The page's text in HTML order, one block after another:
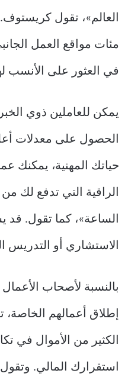
العالم»، تقول
مئات مواقع العمل
في العثور على الأنسب
يمكن للعاملين ذوي
الحصول على معدلات
حياتك المهنية، يمكنك
الساعة»، كما تقول. قد
الاستشاري أو التدريس
بالنسبة لأصحاب الأعمال
إطلاق أعمالهم
الكثير من الأموال في
استقرارك المالي.